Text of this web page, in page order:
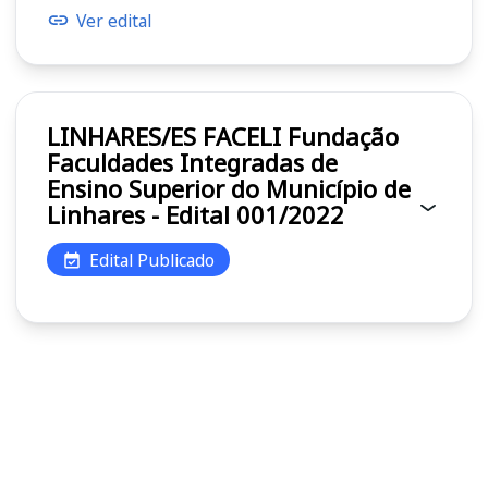
Ver edital
LINHARES/ES FACELI Fundação
Faculdades Integradas de
Ensino Superior do Município de
Linhares - Edital 001/2022
Edital Publicado